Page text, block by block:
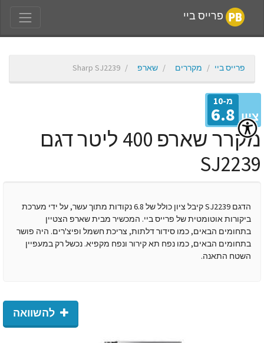
פרייס ביי
פרייס ביי מקררים שארפ Sharp SJ2239
ציון
מ-10
6.8
מקרר שארפ 400 ליטר דגם
הדגם SJ2239 קיבל ציון כולל של 6.8 נקודות מתוך עשר, על ידי מערכת
ביקורות אוטומטית של פרייס ביי. המכשיר מבית שארפ הצטיין
בתחומים הבאים, כמו סידור דלתות, צריכת חשמל ופיצ'רים. היה פושר
בתחומים הבאים, כמו נפח תא קירור ונפח מקפיא. נכשל רק במעפיין
השטח התאנה.
להשוואה